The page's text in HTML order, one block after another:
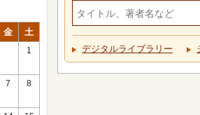
金 土
1
7 8
デジタルライブラリー